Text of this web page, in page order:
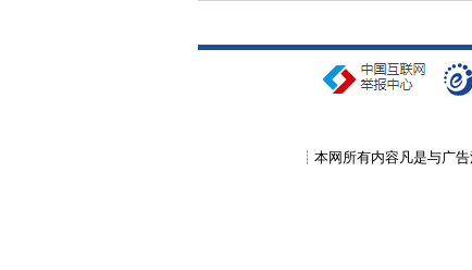
┊本网所有内容凡是与广